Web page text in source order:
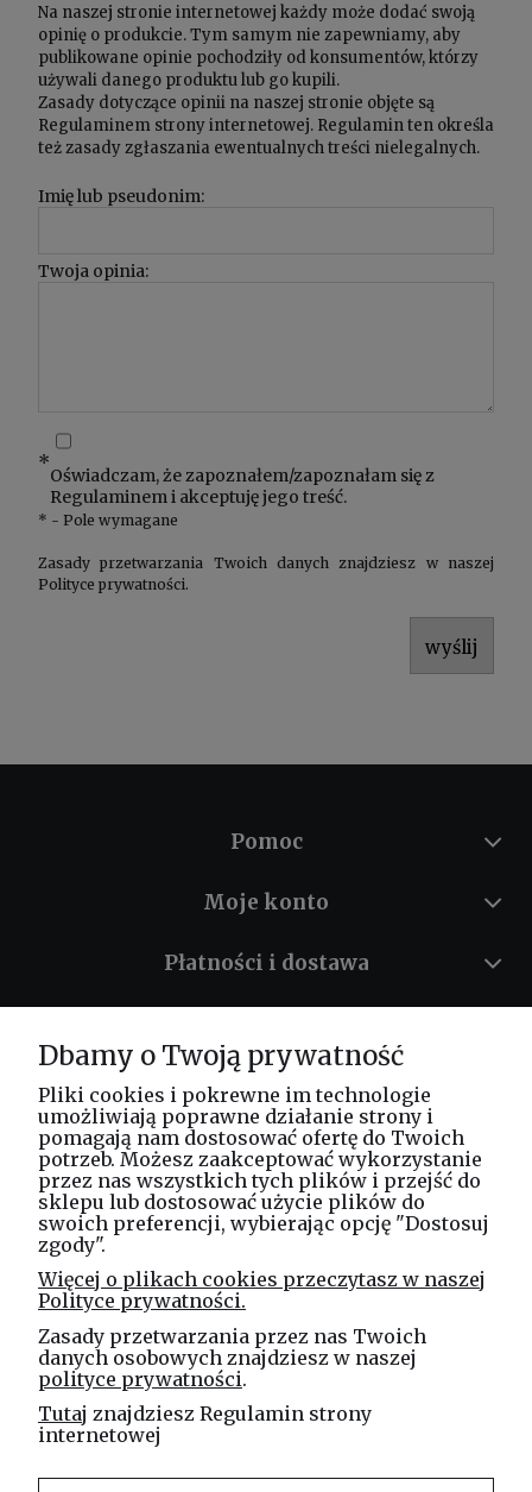
Na naszej stronie internetowej każdy może dodać swoją
opinię o produkcie. Tym samym nie zapewniamy, aby
publikowane opinie pochodziły od konsumentów, którzy
używali danego produktu lub go kupili.
Zasady dotyczące opinii na naszej stronie objęte są
Regulaminem strony internetowej. Regulamin ten określa
też zasady zgłaszania ewentualnych treści nielegalnych.
Imię lub pseudonim:
Twoja opinia:
*
Oświadczam, że zapoznałem/zapoznałam się z
Regulaminemi akceptuję jego treść.
* - Pole wymagane
Zasady przetwarzania Twoich danych znajdziesz w naszej
Polityce prywatności.
wyślij
Pomoc
Moje konto
Płatności i dostawa
O nas
Masz pytania? Zadzwoń!
tel. kom. 730 994 188
Spółka Jawna
ul. Technologiczna 44
35-213 Rzeszów
e-mail
sklep@elinea.com.pl
Dbamy o Twoją prywatność
Pliki cookies i pokrewne im technologie
umożliwiają poprawne działanie strony i
pomagają nam dostosować ofertę do Twoich
potrzeb. Możesz zaakceptować wykorzystanie
przez nas wszystkich tych plików i przejść do
sklepu lub dostosować użycie plików do
swoich preferencji, wybierając opcję "Dostosuj
zgody".
Więcej o plikach cookies przeczytasz w naszej
Polityce prywatności.
Zasady przetwarzania przez nas Twoich
danych osobowych znajdziesz w naszej
polityce prywatności.
Tutaj znajdziesz Regulamin strony
internetowej